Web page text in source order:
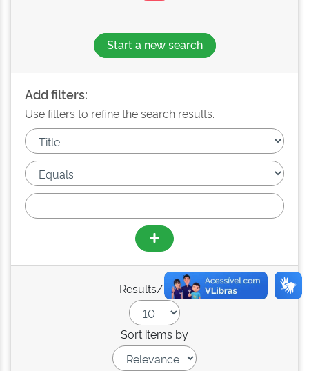
Start a new search
Add filters:
Use filters to refine the search results.
Results/Page
Sort items by